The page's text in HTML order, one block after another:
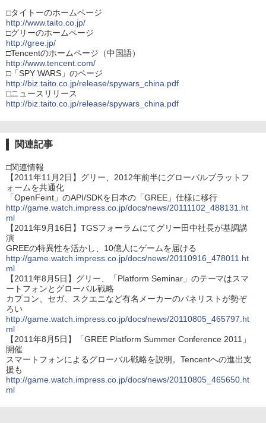
□タイトーのホームページ
http://www.taito.co.jp/
□グリーのホームページ
http://gree.jp/
□Tencentのホームページ（中国語）
http://www.tencent.com/
□「SPY WARS」のページ
http://biz.taito.co.jp/release/spywars_china.pdf
□ニュースリリース
http://biz.taito.co.jp/release/spywars_china.pdf
関連記事
□関連情報
【2011年11月2日】グリー、2012年前半にグローバルプラットフ
ォームを共通化
「OpenFeint」のAPI/SDKを日本の「GREE」仕様に移行
http://game.watch.impress.co.jp/docs/news/20111102_488131.ht
ml
【2011年9月16日】TGSフォーラムにてグリー田中社長が基調講
演
GREEの特異性を活かし、10億人にゲームを届ける
http://game.watch.impress.co.jp/docs/news/20110916_478011.ht
ml
【2011年8月5日】グリー、「Platform Seminar」のテーマはスマ
ートフォンとグローバル戦略
カプコン、セガ、スクエニなど有名メーカーのパネリストが勢ぞ
ろい
http://game.watch.impress.co.jp/docs/news/20110805_465797.ht
ml
【2011年8月5日】「GREE Platform Summer Conference 2011」
開催
スマートフォンによるグローバル戦略を説明。Tencentへの進出支
援も
http://game.watch.impress.co.jp/docs/news/20110805_465650.ht
ml